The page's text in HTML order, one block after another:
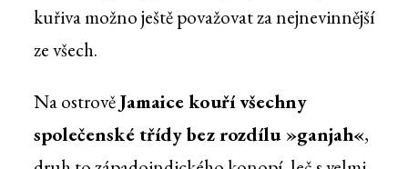
kuřiva možno ještě považovat za nejnevinnější
ze všech.
Na ostrověJamaice kouří všechny
společenské třídy bez rozdílu »ganjah«,